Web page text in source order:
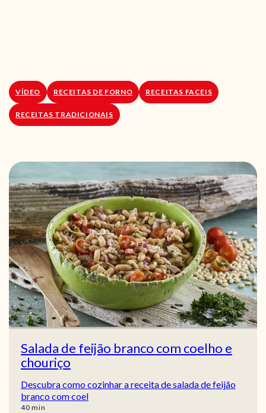
VÍDEO RECEITAS DE FORNO RECEITAS FACEIS
RECEITAS TRADICIONAIS
Salada de feijão branco com coelho e
chouriço
Descubra como cozinhar a receita de salada de feijão
branco com coel
40min
min